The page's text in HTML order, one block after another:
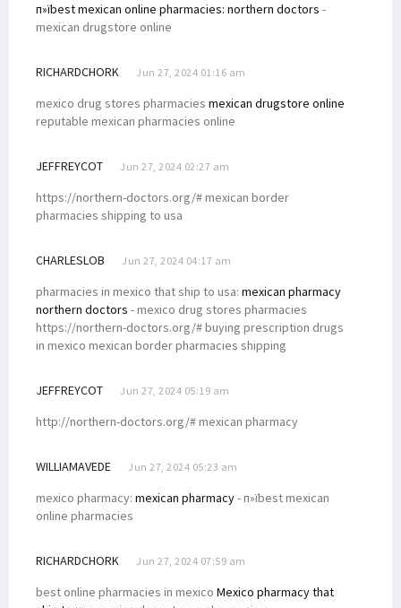
п»їbest mexican online pharmacies: northern doctors -
mexican drugstore online
RICHARDCHORK Jun 27, 2024 01:16 am
mexico drug stores pharmacies mexican drugstore online
reputable mexican pharmacies online
JEFFREYCOT Jun 27, 2024 02:27 am
https://northern-doctors.org/# mexican border
pharmacies shipping to usa
CHARLESLOB Jun 27, 2024 04:17 am
pharmacies in mexico that ship to usa: mexican pharmacy
northern doctors - mexico drug stores pharmacies
https://northern-doctors.org/# buying prescription drugs
in mexico mexican border pharmacies shipping
JEFFREYCOT Jun 27, 2024 05:19 am
http://northern-doctors.org/# mexican pharmacy
WILLIAMAVEDE Jun 27, 2024 05:23 am
mexico pharmacy: mexican pharmacy- п»їbest mexican
online pharmacies
RICHARDCHORK Jun 27, 2024 07:59 am
best online pharmacies in mexico Mexico pharmacy that